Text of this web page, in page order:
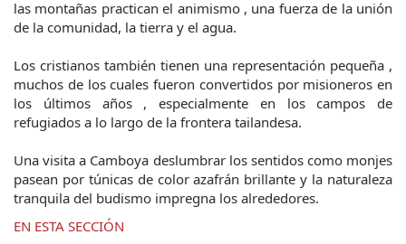
las montañas practican el animismo , una fuerza de la unión
de la comunidad, la tierra y el agua.
Los cristianos también tienen una representación pequeña ,
muchos de los cuales fueron convertidos por misioneros en
los últimos años , especialmente en los campos de
refugiados a lo largo de la frontera tailandesa.
Una visita a Camboya deslumbrar los sentidos como monjes
pasean por túnicas de color azafrán brillante y la naturaleza
tranquila del budismo impregna los alrededores.
EN ESTA SECCIÓN